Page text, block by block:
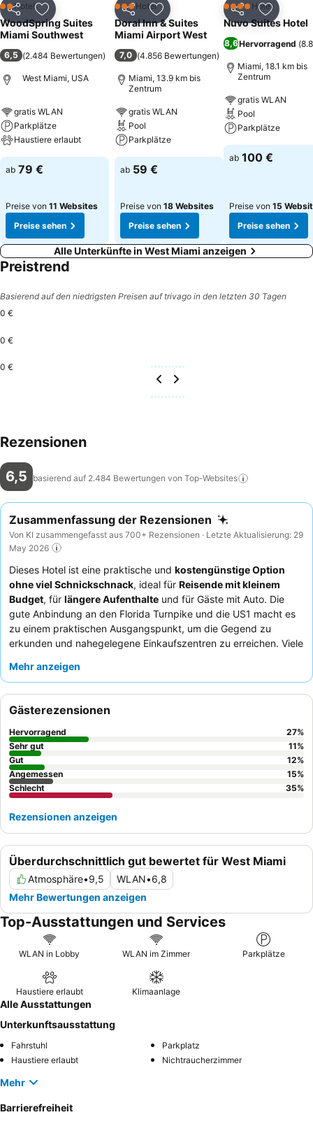
Teilen Zu Favoriten hinzufügen
2 Sterne
Hotel
WoodSpring Suites
Miami Southwest
6,5 (2.484 Bewertungen)
West Miami, USA
gratis WLAN
Parkplätze
Haustiere erlaubt
ab 79 €
Preise von 11 Websites
Preise sehen
Teilen Zu Favoriten hinzufügen
3 SterneHotel
Doral Inn & Suites
Miami Airport West
7,0 (4.856 Bewertungen)
Miami, 13.9 km bis
Zentrum
gratis WLAN
Pool
Parkplätze
ab 59 €
Preise von 18 Websites
Preise sehen
Teilen Zu
4 SterneHotel
Nuvo Suites Hotel
8,6Hervorragend (
Miami, 18.1 km bis
Zentrum
gratis WLAN
Pool
Parkplätze
ab 100 €
Preise von 15
Preise sehen
Alle Unterkünfte in West Miami anzeigen
Preistrend
Basierend auf den niedrigsten Preisen auf trivago in den letzten 30 Tagen
0 €
0 €
0 €
Rezensionen
6,5 basierend auf 2.484 Bewertungen von Top-Websites
Zusammenfassung der Rezensionen
Von KI zusammengefasst aus 700+ Rezensionen · Letzte Aktualisierung: 29
May 2026
Dieses Hotel ist eine praktische und kostengünstige Option
ohne viel Schnickschnack, ideal für Reisende mit kleinem
Budget, für längere Aufenthalte und für Gäste mit Auto. Die
gute Anbindung an den Florida Turnpike und die US1 macht es
zu einem praktischen Ausgangspunkt, um die Gegend zu
erkunden und nahegelegene Einkaufszentren zu erreichen. Viele
Kühlschrank, Mikrowelle und Kochfeld, ideal für Gäste, die sich
freundliche und hilfsbereite Personal an der Rezeption
den insgesamt zuvorkommenden Service. Für einen ruhigeren
Aufenthalt empfiehlt es sich, ein Zimmer abseits der Autobahn
zu buchen.
Mehr anzeigen
Überdurchschnittlich gut bewertet für West Miami
Atmosphäre•9,5 WLAN•6,8
Mehr Bewertungen anzeigen
Gästerezensionen
Hervorragend 27%
Sehr gut
11%
Gut
12%
Angemessen
15%
Schlecht
35%
Rezensionen anzeigen
Top-Ausstattungen und Services
WLAN in Lobby WLAN im Zimmer Parkplätze
Haustiere erlaubt Klimaanlage
Alle Ausstattungen
Unterkunftsausstattung
Fahrstuhl
Parkplatz
Haustiere erlaubt
Nichtraucherzimmer
Mehr
Barrierefreiheit